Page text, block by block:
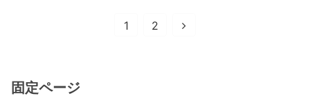
1 2
固定ページ